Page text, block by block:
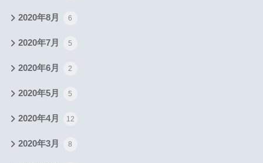
2020年8月 6
2020年7月 5
2020年6月 2
2020年5月 5
2020年4月 12
2020年3月 8